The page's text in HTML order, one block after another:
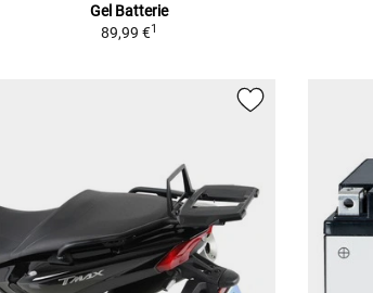
Gel Batterie
89,99 €1